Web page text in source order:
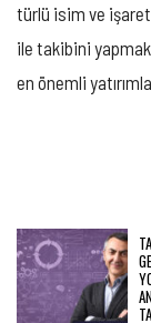
türlü isim ve
ile takibini
en önemli